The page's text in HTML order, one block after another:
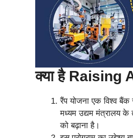
क्या है Raising
रैंप योजना एक विश्व
मध्यम उद्यम मंत्रालय के
को बढ़ाना है।